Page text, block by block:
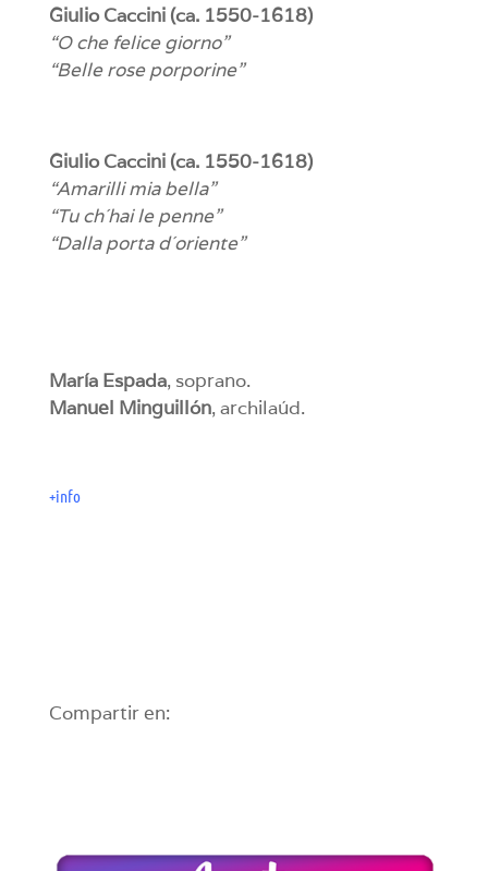
Giulio Caccini (ca. 1550-1618)
“O che felice giorno”
“Belle rose porporine”
Giulio Caccini (ca. 1550-1618)
“Amarilli mia bella”
“Tu ch´hai le penne”
“Dalla porta d´oriente”
María Espada, soprano.
Manuel Minguillón, archilaúd.
+info
Compartir en: